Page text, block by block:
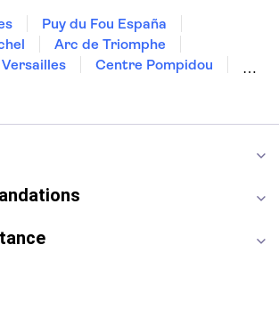
Puy du Fou España
Arc de Triomphe
Centre Pompidou
Musée d'Orsay
Dame
Garnier